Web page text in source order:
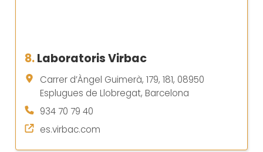
8.Laboratoris Virbac
Carrer d’Àngel Guimerà, 179, 181, 08950
Esplugues de Llobregat, Barcelona
934 70 79 40
es.virbac.com